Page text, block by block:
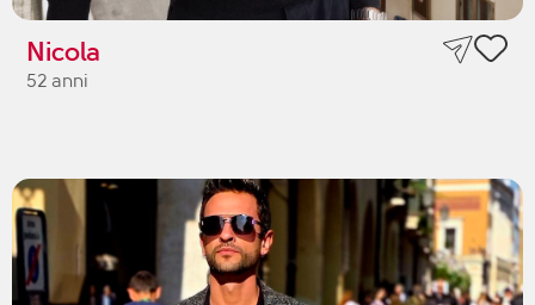
Nicola
52 anni